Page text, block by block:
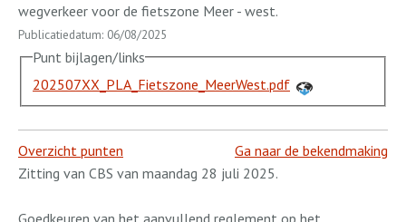
wegverkeer voor de fietszone Meer - west.
Publicatiedatum: 06/08/2025
Punt bijlagen/links
202507XX_PLA_Fietszone_MeerWest.pdf
Overzicht punten
Ga naar de bekendmaking
Zitting van CBS van maandag 28 juli 2025.